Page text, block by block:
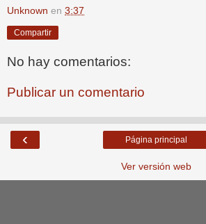
Unknown en 3:37
Compartir
No hay comentarios:
Publicar un comentario
‹ Página principal
Ver versión web